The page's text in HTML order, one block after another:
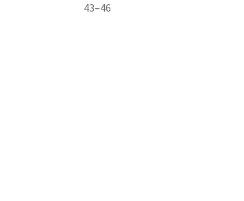
43–46